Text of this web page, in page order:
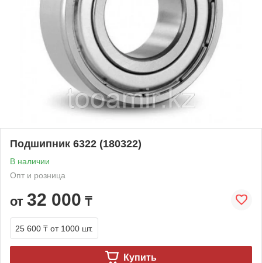
Подшипник 6322 (180322)
В наличии
Опт и розница
от 32 000 ₸
25 600 ₸ от 1000 шт.
Купить